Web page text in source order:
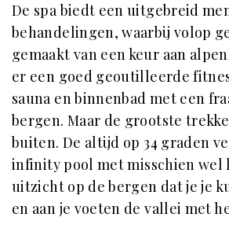
De spa biedt een uitgebreid
behandelingen, waarbij volop
gemaakt van een keur aan
er een goed geoutilleerde
sauna en binnenbad met een
bergen. Maar de grootste
buiten. De altijd op 34 graden
infinity pool met misschien wel
uitzicht op de bergen dat je je
en aan je voeten de vallei met